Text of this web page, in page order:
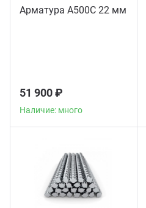
Арматура А500С 22 мм
51 900 ₽
Наличие: много